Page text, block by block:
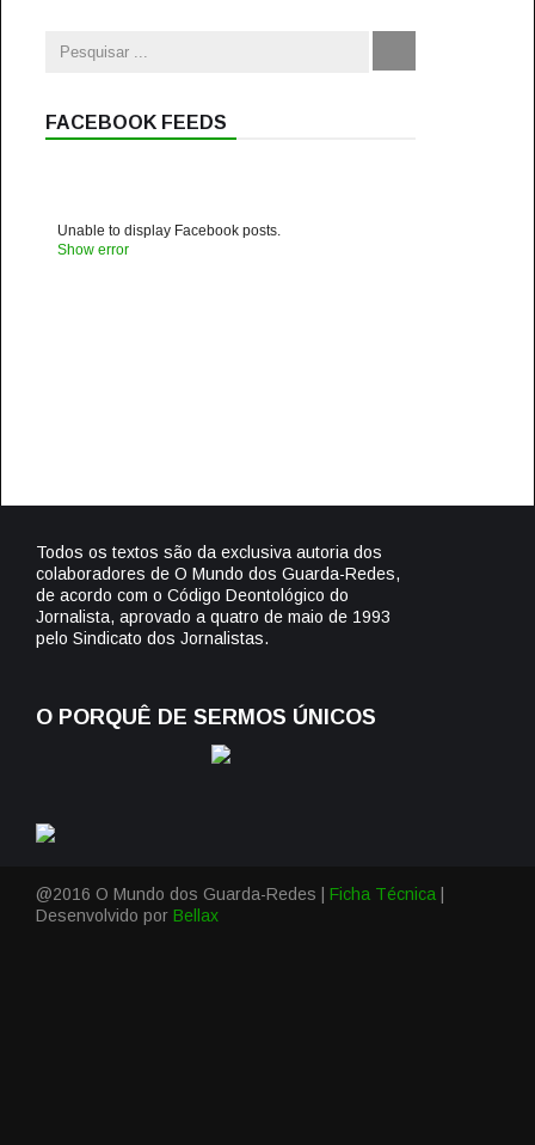
FACEBOOK FEEDS
Unable to display Facebook posts.
Show error
Todos os textos são da exclusiva autoria dos
colaboradores de O Mundo dos Guarda-Redes,
de acordo com o Código Deontológico do
Jornalista, aprovado a quatro de maio de 1993
pelo Sindicato dos Jornalistas.
O PORQUÊ DE SERMOS ÚNICOS
@2016 O Mundo dos Guarda-Redes | Ficha Técnica
Desenvolvido por Bellax